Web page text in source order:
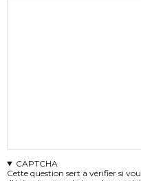
CAPTCHA
Cette question sert à vérifier si